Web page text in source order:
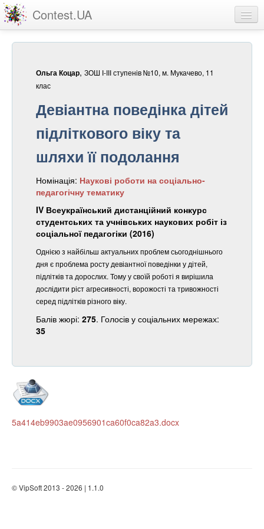
Contest.UA
Статистика
Про проект
реєстрація
Ольга Коцар, ЗОШ І-ІІІ ступенів №10, м. Мукачево, 11
клас
Девіантна поведінка дітей
підліткового віку та
шляхи її подолання
Номінація: Наукові роботи на соціально-
педагогічну тематику
IV Всеукраїнський дистанційний конкурс
студентських та учнівських наукових робіт із
соціальної педагогіки (2016)
Однією з найбільш актуальних проблем сьогоднішнього
дня є проблема росту девіантної поведінки у дітей,
підлітків та дорослих. Тому у своїй роботі я вирішила
дослідити ріст агресивності, ворожості та тривожності
серед підлітків різного віку.
Балів жюрі: 275. Голосів у соціальних мережах:
35
5a414eb9903ae0956901ca60f0ca82a3.docx
© VipSoft 2013 - 2026 | 1.1.0